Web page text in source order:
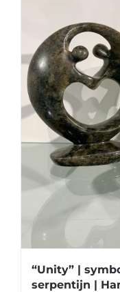
“Unity” |
serpentijn |